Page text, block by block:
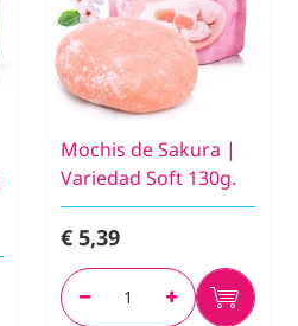
Mochis de Sakura |
Variedad Soft 130g.
€ 5,39